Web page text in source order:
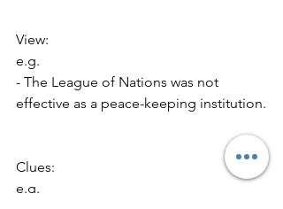
View:
e.g.
- The League of Nations was not
effective as a peace-keeping institution.
Clues:
e.g.